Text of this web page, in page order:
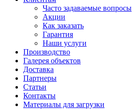
Часто задаваемые вопросы
Акции
Как заказать
Гарантия
Наши услуги
Производство
Галерея объектов
Доставка
Партнеры
Статьи
Контакты
Материалы для загрузки